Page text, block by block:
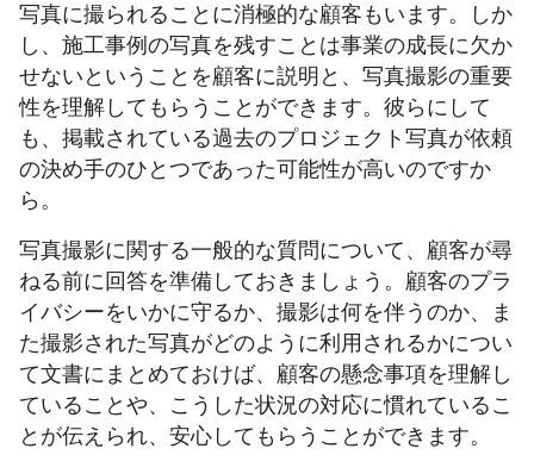
写真に撮られることに消極的な顧客もいます。しか
し、施工事例の写真を残すことは事業の成長に欠か
せないということを顧客に説明と、写真撮影の重要
性を理解してもらうことができます。彼らにして
も、掲載されている過去のプロジェクト写真が依頼
の決め手のひとつであった可能性が高いのですか
ら。
写真撮影に関する一般的な質問について、顧客が尋
ねる前に回答を準備しておきましょう。顧客のプラ
イバシーをいかに守るか、撮影は何を伴うのか、ま
た撮影された写真がどのように利用されるかについ
て文書にまとめておけば、顧客の懸念事項を理解し
ていることや、こうした状況の対応に慣れているこ
とが伝えられ、安心してもらうことができます。